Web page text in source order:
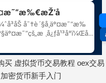
买 虚拟货币交易教程 oex交易
加密货币新手入门